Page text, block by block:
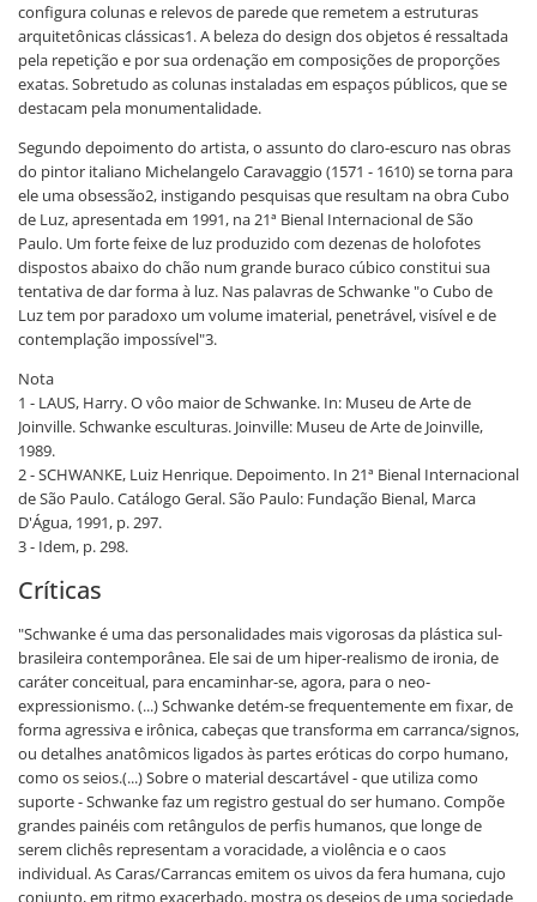
configura colunas e relevos de parede que remetem a estruturas
arquitetônicas clássicas1. A beleza do design dos objetos é ressaltada
pela repetição e por sua ordenação em composições de proporções
exatas. Sobretudo as colunas instaladas em espaços públicos, que se
destacam pela monumentalidade.
Segundo depoimento do artista, o assunto do claro-escuro nas obras
do pintor italiano Michelangelo Caravaggio (1571 - 1610) se torna para
ele uma obsessão2, instigando pesquisas que resultam na obra Cubo
de Luz, apresentada em 1991, na 21ª Bienal Internacional de São
Paulo. Um forte feixe de luz produzido com dezenas de holofotes
dispostos abaixo do chão num grande buraco cúbico constitui sua
tentativa de dar forma à luz. Nas palavras de Schwanke "o Cubo de
Luz tem por paradoxo um volume imaterial, penetrável, visível e de
contemplação impossível"3.
Nota
1 - LAUS, Harry. O vôo maior de Schwanke. In: Museu de Arte de
Joinville. Schwanke esculturas. Joinville: Museu de Arte de Joinville,
1989.
2 - SCHWANKE, Luiz Henrique. Depoimento. In 21ª Bienal Internacional
de São Paulo. Catálogo Geral. São Paulo: Fundação Bienal, Marca
D'Água, 1991, p. 297.
3 - Idem, p. 298.
Críticas
"Schwanke é uma das personalidades mais vigorosas da plástica sul-
brasileira contemporânea. Ele sai de um hiper-realismo de ironia, de
caráter conceitual, para encaminhar-se, agora, para o neo-
expressionismo. (...) Schwanke detém-se frequentemente em fixar, de
forma agressiva e irônica, cabeças que transforma em carranca/signos,
ou detalhes anatômicos ligados às partes eróticas do corpo humano,
como os seios.(...) Sobre o material descartável - que utiliza como
suporte - Schwanke faz um registro gestual do ser humano. Compõe
grandes painéis com retângulos de perfis humanos, que longe de
serem clichês representam a voracidade, a violência e o caos
individual. As Caras/Carrancas emitem os uivos da fera humana, cujo
conjunto, em ritmo exacerbado, mostra os desejos de uma sociedade